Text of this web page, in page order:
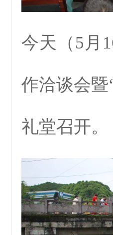
今天（5月
作洽谈会
礼堂召开。